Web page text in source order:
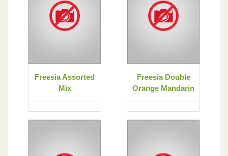
Freesia Assorted
Mix
Freesia Double
Orange Mandarin